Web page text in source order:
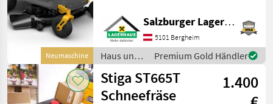
Neumaschine
Gyro 700e ist ein
innovativer, vollelektrischer
Axialmäher und einer der
ersten Drive-by-Wire Joy
Salzburger Lagerhaus-Technik
5101 Bergheim
Haus und
Garten /
Stiga
Premium Gold Händler
Stiga ST665T
Schneefräse
1.400